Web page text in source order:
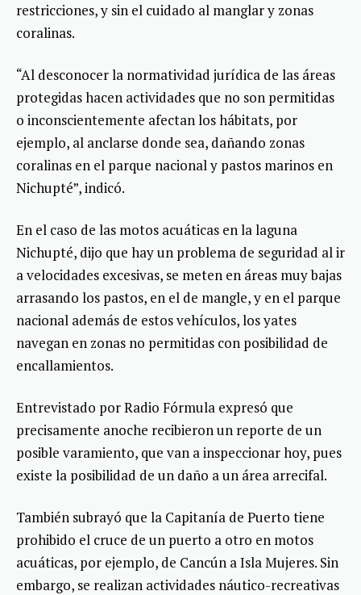
restricciones, y sin el cuidado al manglar y zonas
coralinas.
“Al desconocer la normatividad jurídica de las áreas
protegidas hacen actividades que no son permitidas
o inconscientemente afectan los hábitats, por
ejemplo, al anclarse donde sea, dañando zonas
coralinas en el parque nacional y pastos marinos en
Nichupté”, indicó.
En el caso de las motos acuáticas en la laguna
Nichupté, dijo que hay un problema de seguridad al ir
a velocidades excesivas, se meten en áreas muy bajas
arrasando los pastos, en el de mangle, y en el parque
nacional además de estos vehículos, los yates
navegan en zonas no permitidas con posibilidad de
encallamientos.
Entrevistado por Radio Fórmula expresó que
precisamente anoche recibieron un reporte de un
posible varamiento, que van a inspeccionar hoy, pues
existe la posibilidad de un daño a un área arrecifal.
También subrayó que la Capitanía de Puerto tiene
prohibido el cruce de un puerto a otro en motos
acuáticas, por ejemplo, de Cancún a Isla Mujeres. Sin
embargo, se realizan actividades náutico-recreativas